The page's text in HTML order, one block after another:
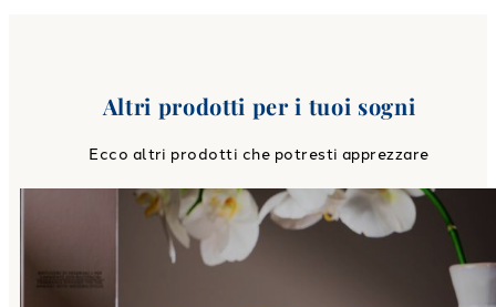
Altri prodotti per i tuoi sogni
Ecco altri prodotti che potresti apprezzare
Link to Profumatori per